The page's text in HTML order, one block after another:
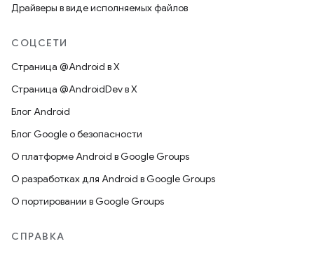
Драйверы в виде исполняемых файлов
СОЦСЕТИ
Страница @Android в X
Страница @AndroidDev в X
Блог Android
Блог Google о безопасности
О платформе Android в Google Groups
О разработках для Android в Google Groups
О портировании в Google Groups
СПРАВКА